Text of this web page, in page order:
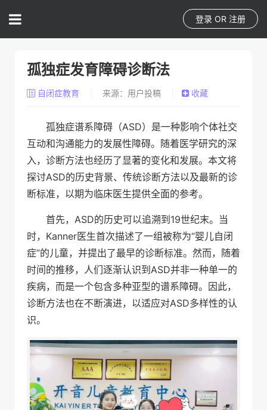
登录 OR 注册
孤独症发育障碍诊断法
自闭症教育 来源：用户投稿 收藏
孤独症谱系障碍（ASD）是一种影响个体社交
互动和沟通能力的发展性障碍。随着医学研究的深
入，诊断方法也经历了显著的变化和发展。本文将
探讨ASD的历史背景、传统诊断方法以及最新的诊
断标准，以期为临床医生提供全面的参考。
首先，ASD的历史可以追溯到19世纪末。当
时，Kanner医生首次描述了一组被称为“婴儿自闭
症”的儿童，并提出了最早的诊断标准。然而，随着
时间的推移，人们逐渐认识到ASD并非一种单一的
疾病，而是一个包含多种亚型的谱系障碍。因此，
诊断方法也在不断演进，以适应对ASD多样性的认
识。